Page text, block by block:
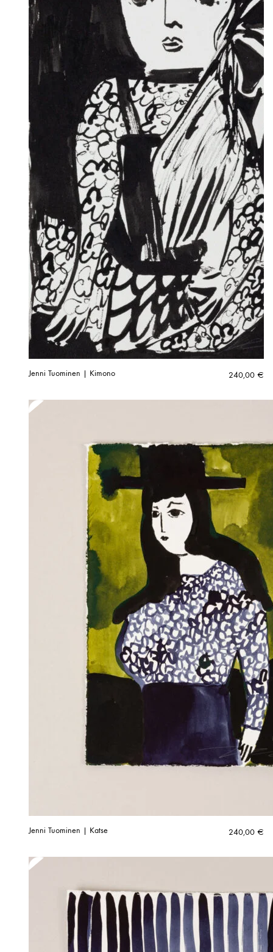
Jenni Tuominen | Kimono 240,00 €
Jenni Tuominen | Katse 240,00 €